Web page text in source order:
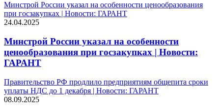
Минстрой России указал на особенности ценообразования
при госзакупках | Новости: ГАРАНТ
24.04.2025
Минстрой России указал на особенности
ценообразования при госзакупках | Новости:
ГАРАНТ
Правительство РФ продлило предприятиям общепита сроки
уплаты НДС до 1 декабря | Новости: ГАРАНТ
08.09.2025